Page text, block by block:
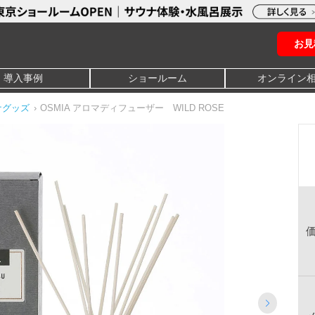
お
導入事例 ショールーム オンライン
グッズ › OSMIA アロマディフューザー WILD ROSE